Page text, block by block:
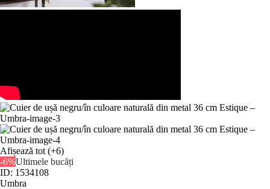
Afișează tot (+6)
-6%Ultimele bucăți
ID: 1534108
Umbra